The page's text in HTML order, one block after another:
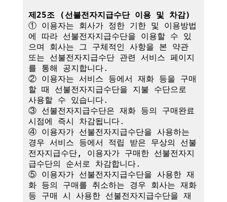
제25조 (선불전자지급수단 이용 및 차감)
① 이용자는 회사가 정한 기한 및 이용방법
에 따라 선불전자지급수단을 이용할 수 있
으며 회사는 그 구체적인 사항을 본 약관
또는 선불전자지급수단 관련 서비스 페이지
를 통해 공지합니다.
② 이용자는 서비스 등에서 재화 등을 구매
할 때 선불전자지급수단을 지불 수단으로
사용할 수 있습니다.
③ 선불전자지급수단은 재화 등의 구매완료
시점에 즉시 차감됩니다.
④ 이용자가 선불전자지급수단을 사용하는
경우 서비스 등에서 적립 받은 무상의 선불
전자지급수단, 이용자가 구매한 선불전자지
급수단의 순서로 차감합니다.
⑤ 이용자가 선불전자지급수단을 사용한 재
화 등의 구매를 취소하는 경우 회사는 재화
등 구매 시 사용한 선불전자지급수단을 재